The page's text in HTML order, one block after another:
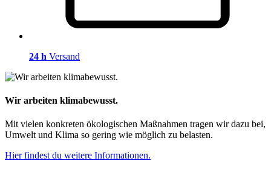
24 h Versand
Wir arbeiten klimabewusst.
Mit vielen konkreten ökologischen Maßnahmen tragen wir dazu bei,
Umwelt und Klima so gering wie möglich zu belasten.
Hier findest du weitere Informationen.